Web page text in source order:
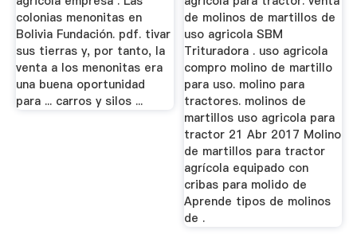
colonias menonitas en
Bolivia Fundación. pdf. tivar
sus tierras y, por tanto, la
venta a los menonitas era
una buena oportunidad
para ... carros y silos ...
de molinos de martillos de
uso agricola SBM
Trituradora . uso agricola
compro molino de martillo
para uso. molino para
tractores. molinos de
martillos uso agricola para
tractor 21 Abr 2017 Molino
de martillos para tractor
agrícola equipado con
cribas para molido de
Aprende tipos de molinos
de .